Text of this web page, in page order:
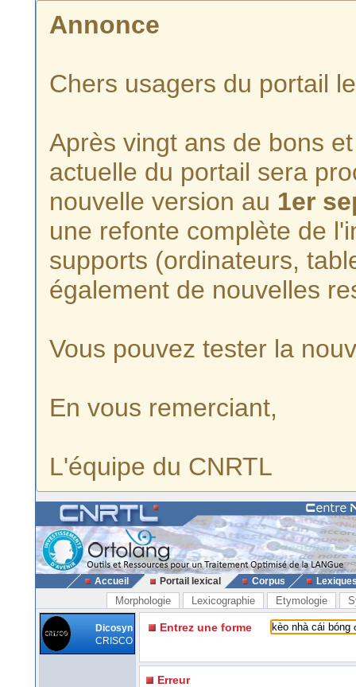
Annonce
Chers usagers du portail
Après vingt ans de bons
actuelle du portail sera
nouvelle version au 1er
une refonte complète de
supports (ordinateurs,
également de nouvelles
Vous pouvez tester la
En vous remerciant,
L'équipe du CNRTL
Accueil Portail lexical Corpus
Morphologie Lexicographie Etymologie
Dicosyn
CRISCO
Entrez une forme
Erreur